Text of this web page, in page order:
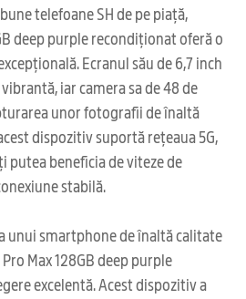
telefoane SH de pe piață,
deep purple recondiționat oferă o
Ecranul său de 6,7 inch
iar camera sa de 48 de
unor fotografii de înaltă
dispozitiv suportă rețeaua 5G,
putea beneficia de viteze de
stabilă.
unui smartphone de înaltă calitate
Max 128GB deep purple
excelentă. Acest dispozitiv a